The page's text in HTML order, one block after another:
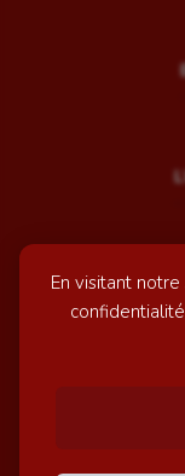
En visitant